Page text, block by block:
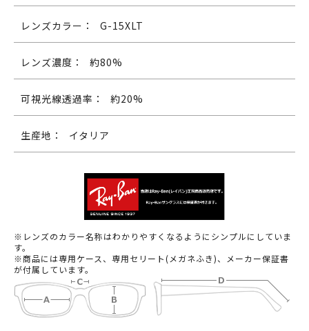
レンズカラー： G-15XLT
レンズ濃度： 約80%
可視光線透過率： 約20%
生産地： イタリア
※レンズのカラー名称はわかりやすくなるようにシンプルにしていま
す。
※商品には専用ケース、専用セリート(メガネふき)、メーカー保証書
が付属しています。